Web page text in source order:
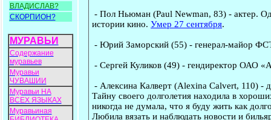
ВЛАДИСЛАВ?
СКОРПИОН?
МУРАВЬИ
Содержание
муравьев
Муравьи
ЧУВАШИИ
Муравьи НА
ВСЕХ ЯЗЫКАХ
Муравьиная
-Пол Ньюман (Paul Newman, 83) - актер.
истории кино.Умер 27 сентября.
-Юрий Заморский(55) - генерал-майор
-Сергей Куликов (49) - гендиректор ОАО
- Алексина Калверт (Alexina Calvert, 110) -
Тайну своего долголетия находила в
никогда не думала, что я буду жить как
Любила вязать и наблюдать новости и